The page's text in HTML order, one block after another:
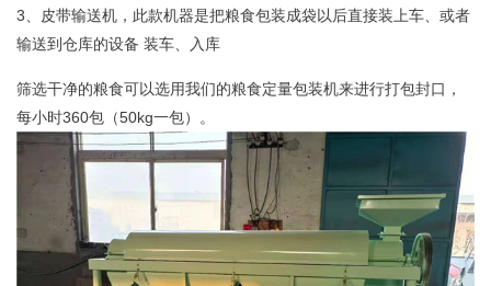
3、皮带输送机，此款机器是把粮食包装成袋以后直接装上车、或者
输送到仓库的设备 装车、入库
筛选干净的粮食可以选用我们的粮食定量包装机来进行打包封口，
每小时360包（50kg一包）。